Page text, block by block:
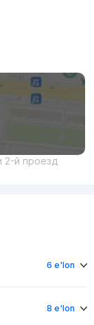
2-й проезд
6 e'lon
8 e'lon